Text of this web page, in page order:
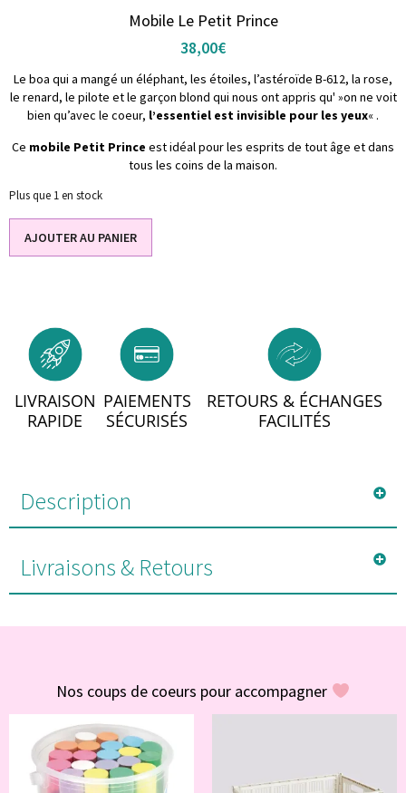
Mobile Le Petit Prince
38,00€
Le boa qui a mangé un éléphant, les étoiles, l’astéroïde B-612, la rose,
le renard, le pilote et le garçon blond qui nous ont appris qu' »on ne voit
bien qu’avec le coeur, l’essentiel est invisible pour les yeux« .
Ce mobile Petit Prince est idéal pour les esprits de tout âge et dans
tous les coins de la maison.
Plus que 1 en stock
AJOUTER AU PANIER
LIVRAISON
RAPIDE
PAIEMENTS
SÉCURISÉS
RETOURS & ÉCHANGES
FACILITÉS
Description
Livraisons & Retours
Nos coups de coeurs pour accompagner